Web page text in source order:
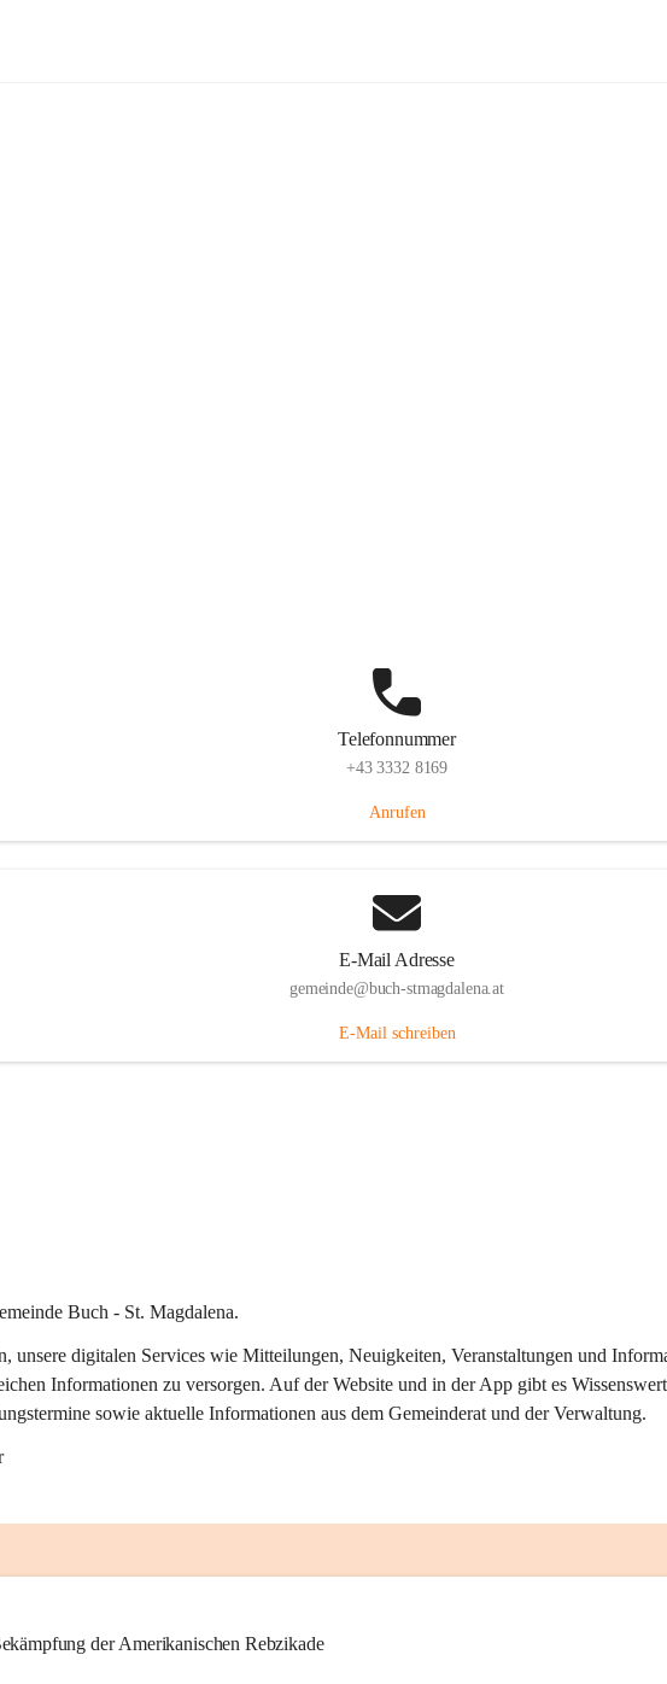
Telefonnummer
+43 3332 8169
Anrufen
E-Mail Adresse
gemeinde@buch-stmagdalena.at
E-Mail schreiben
Buch - St. Magdalena.
unsere digitalen Services wie Mitteilungen, Neuigkeiten, Veranstaltungen und
Informationen zu versorgen. Auf der Website und in der App gibt es
sowie aktuelle Informationen aus dem Gemeinderat und der Verwaltung.
der Amerikanischen Rebzikade